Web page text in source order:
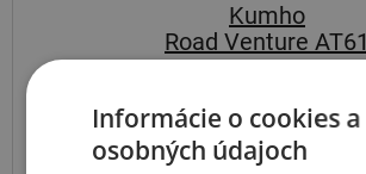
Kumho
Road Venture AT61
Informácie o cookies a
osobných údajoch